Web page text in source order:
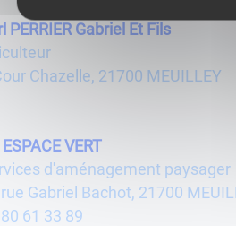
PERRIER Gabriel Et Fils
Chazelle, 21700 MEUILLEY
VERT
d'aménagement paysager
Gabriel Bachot, 21700
61 33 89